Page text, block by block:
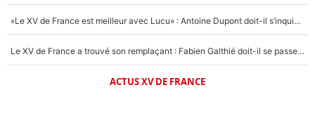
«Le XV de France est meilleur avec Lucu» : Antoine Dupont doit-il s’inquiéter pour sa place ?
Le XV de France a trouvé son remplaçant : Fabien Galthié doit-il se passer d'Antoine Dupont ?
ACTUS XV DE FRANCE